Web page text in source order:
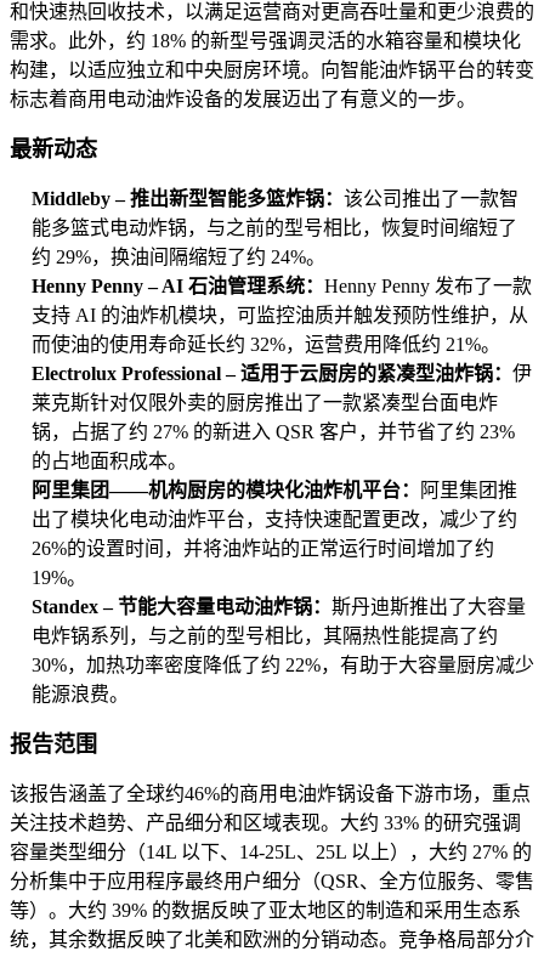
和快速热回收技术，以满足运营商对更高吞吐量和更少浪费的
需求。此外，约 18% 的新型号强调灵活的水箱容量和模块化
构建，以适应独立和中央厨房环境。向智能油炸锅平台的转变
标志着商用电动油炸设备的发展迈出了有意义的一步。
最新动态
Middleby – 推出新型智能多篮炸锅： 该公司推出了一款智
能多篮式电动炸锅，与之前的型号相比，恢复时间缩短了
约 29%，换油间隔缩短了约 24%。
Henny Penny – AI 石油管理系统： Henny Penny 发布了一款
支持 AI 的油炸机模块，可监控油质并触发预防性维护，从
而使油的使用寿命延长约 32%，运营费用降低约 21%。
Electrolux Professional – 适用于云厨房的紧凑型油炸锅： 伊
莱克斯针对仅限外卖的厨房推出了一款紧凑型台面电炸
锅，占据了约 27% 的新进入 QSR 客户，并节省了约 23%
的占地面积成本。
阿里集团——机构厨房的模块化油炸机平台：
阿里集团推
出了模块化电动油炸平台，支持快速配置更改，减少了约
26%的设置时间，并将油炸站的正常运行时间增加了约
19%。
Standex – 节能大容量电动油炸锅： 斯丹迪斯推出了大容量
电炸锅系列，与之前的型号相比，其隔热性能提高了约
30%，加热功率密度降低了约 22%，有助于大容量厨房减少
能源浪费。
报告范围
该报告涵盖了全球约46%的商用电油炸锅设备下游市场，重点
关注技术趋势、产品细分和区域表现。大约 33% 的研究强调
容量类型细分（14L 以下、14-25L、25L 以上），大约 27% 的
分析集中于应用程序最终用户细分（QSR、全方位服务、零售
等）。大约 39% 的数据反映了亚太地区的制造和采用生态系
统，其余数据反映了北美和欧洲的分销动态。竞争格局部分介